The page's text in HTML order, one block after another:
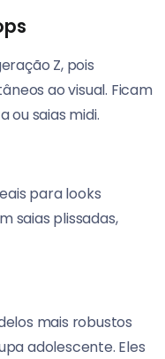
Z, pois
ao visual. Ficam
ou saias midi.
para looks
saias plissadas,
mais robustos
adolescente. Eles